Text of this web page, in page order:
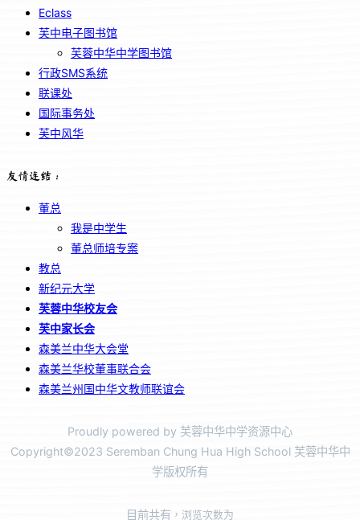
Eclass
芙中电子图书馆
芙蓉中华中学图书馆
行政SMS系统
联课处
国际事务处
芙中风华
友情连结：
董总
我是中学生
董总师培专案
教总
新纪元大学
芙蓉中华校友会
芙中家长会
森美兰中华大会堂
森美兰华校董事联合会
森美兰州国中华文教师联谊会
Proudly powered by 芙蓉中华中学资源中心
Copyright©2023 Seremban Chung Hua High School 芙蓉中华中
学版权所有
目前共有 ，浏览次数为